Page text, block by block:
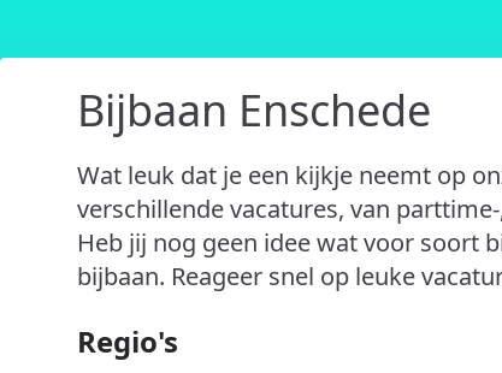
Bijbaan Enschede
Wat leuk dat je een kijkje neemt op
verschillende vacatures, van
Heb jij nog geen idee wat voor soort
bijbaan. Reageer snel op leuke
Regio's